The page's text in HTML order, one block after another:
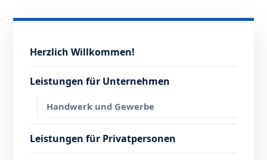
Herzlich Willkommen!
Leistungen für Unternehmen
Handwerk und Gewerbe
Leistungen für Privatpersonen